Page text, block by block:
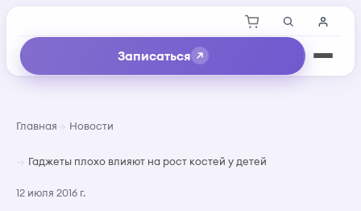
Записаться
Главная Новости
Гаджеты плохо влияют на рост костей у детей
12 июля 2016 г.